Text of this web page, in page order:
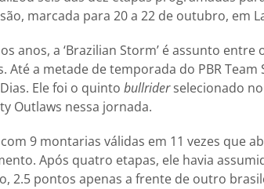
marcada para 20 a 22 de outubro, em
anos, a ‘Brazilian Storm’ é assunto entre
a metade de temporada do PBR Team
Ele foi o quinto bullriderselecionado no
Outlaws nessa jornada.
9 montarias válidas em 11 vezes que
Após quatro etapas, ele havia
2.5 pontos apenas a frente de outro